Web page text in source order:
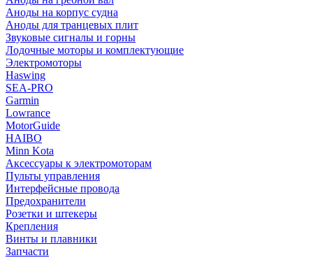
Аноды на корпус судна
Аноды для транцевых плит
Звуковые сигналы и горны
Лодочные моторы и комплектующие
Электромоторы
Haswing
SEA-PRO
Garmin
Lowrance
MotorGuide
HAIBO
Minn Kota
Аксессуары к электромоторам
Пульты управления
Интерфейсные провода
Предохранители
Розетки и штекеры
Крепления
Винты и плавники
Запчасти